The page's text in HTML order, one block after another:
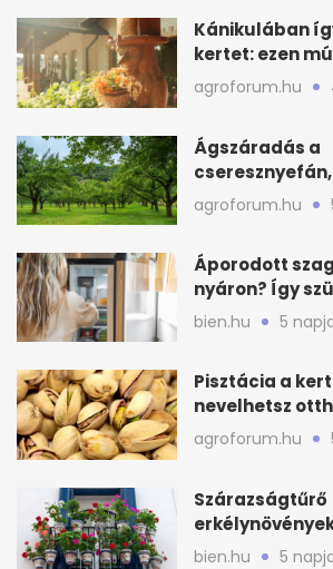
Kánikulában
kertet: ezen
e a hőséget
agroforum.hu
Ágszáradás a
kajszin: mit
agroforum.hu
Áporodott
nyáron? Így
meg olcsón
bien.hu 5
Pisztácia a
nevelhetsz
növényt
agroforum.hu
Szárazságtűrő
cserje a forró
bien.hu 5